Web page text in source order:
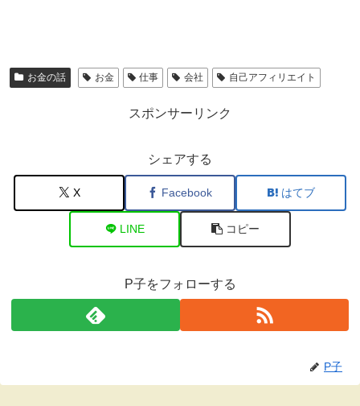
お金の話 お金 仕事 会社 自己アフィリエイト
スポンサーリンク
シェアする
X Facebook はてブ
LINE コピー
P子をフォローする
P子